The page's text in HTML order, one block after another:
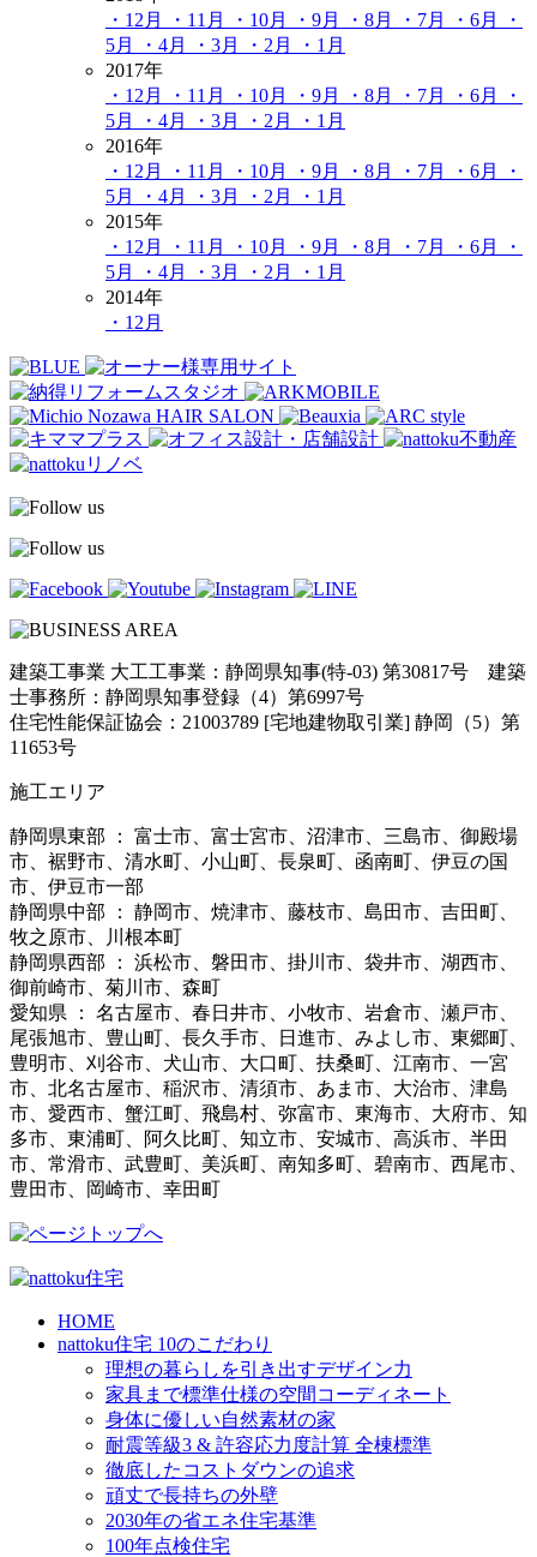
・12月
・11月 ・10月 ・9月 ・8月 ・7月 ・6月
・
5月
・4月 ・3月 ・2月
・1月
2017年
・12月
・11月 ・10月 ・9月 ・8月 ・7月 ・6月
・
5月
・4月 ・3月 ・2月
・1月
2016年
・12月
・11月 ・10月 ・9月 ・8月 ・7月 ・6月
・
5月
・4月 ・3月 ・2月
・1月
2015年
・12月
・11月 ・10月 ・9月 ・8月 ・7月 ・6月
・
5月
・4月 ・3月 ・2月
・1月
2014年
・12月
建築工事業 大工工事業：静岡県知事(特-03) 第30817号 建築
士事務所：静岡県知事登録（4）第6997号
住宅性能保証協会：21003789 [宅地建物取引業] 静岡（5）第
11653号
施工エリア
静岡県東部 ： 富士市、富士宮市、沼津市、三島市、御殿場
市、裾野市、清水町、小山町、長泉町、函南町、伊豆の国
市、伊豆市一部
静岡県中部 ： 静岡市、焼津市、藤枝市、島田市、吉田町、
牧之原市、川根本町
静岡県西部 ： 浜松市、磐田市、掛川市、袋井市、湖西市、
御前崎市、菊川市、森町
愛知県 ： 名古屋市、春日井市、小牧市、岩倉市、瀬戸市、
尾張旭市、豊山町、長久手市、日進市、みよし市、東郷町、
豊明市、刈谷市、犬山市、大口町、扶桑町、江南市、一宮
市、北名古屋市、稲沢市、清須市、あま市、大治市、津島
市、愛西市、蟹江町、飛島村、弥富市、東海市、大府市、知
多市、東浦町、阿久比町、知立市、安城市、高浜市、半田
市、常滑市、武豊町、美浜町、南知多町、碧南市、西尾市、
豊田市、岡崎市、幸田町
HOME
nattoku住宅 10のこだわり
理想の暮らしを引き出すデザイン力
家具まで標準仕様の空間コーディネート
身体に優しい自然素材の家
耐震等級3 & 許容応力度計算 全棟標準
徹底したコストダウンの追求
頑丈で長持ちの外壁
2030年の省エネ住宅基準
100年点検住宅